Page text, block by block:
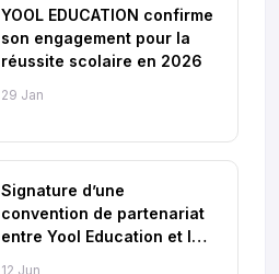
YOOL EDUCATION confirme
son engagement pour la
réussite scolaire en 2026
29 Jan
Signature d’une
convention de partenariat
entre Yool Education et le
12 Jun